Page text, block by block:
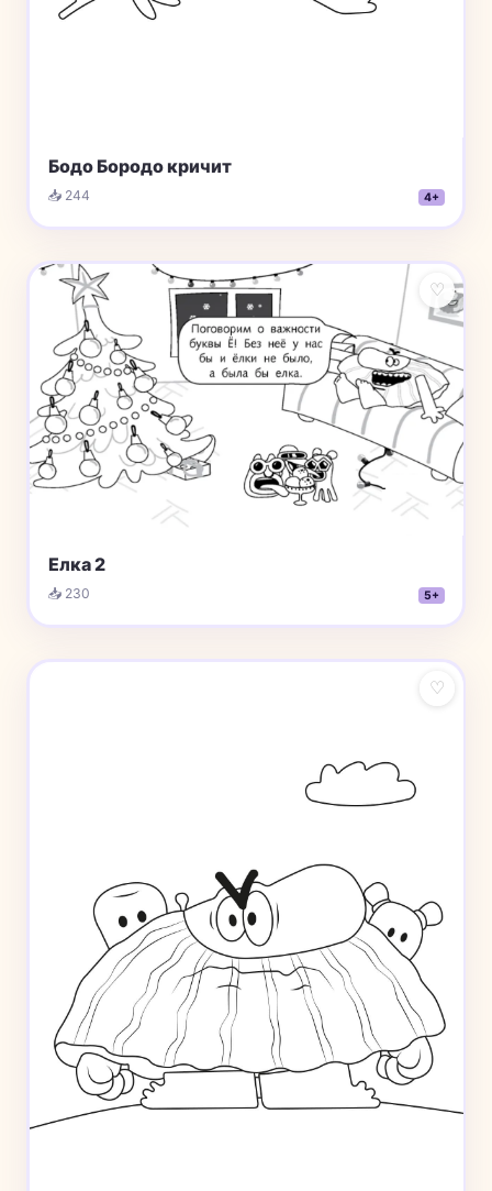
Бодо Бородо кричит
📥 244 4+
♡
Елка 2
📥 230 5+
♡